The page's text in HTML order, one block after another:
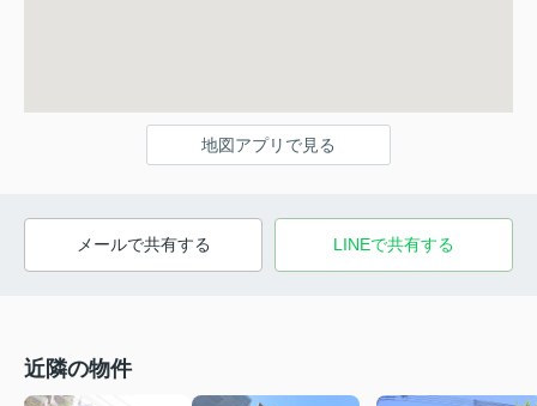
地図アプリで見る
メールで共有する LINEで共有する
近隣の物件